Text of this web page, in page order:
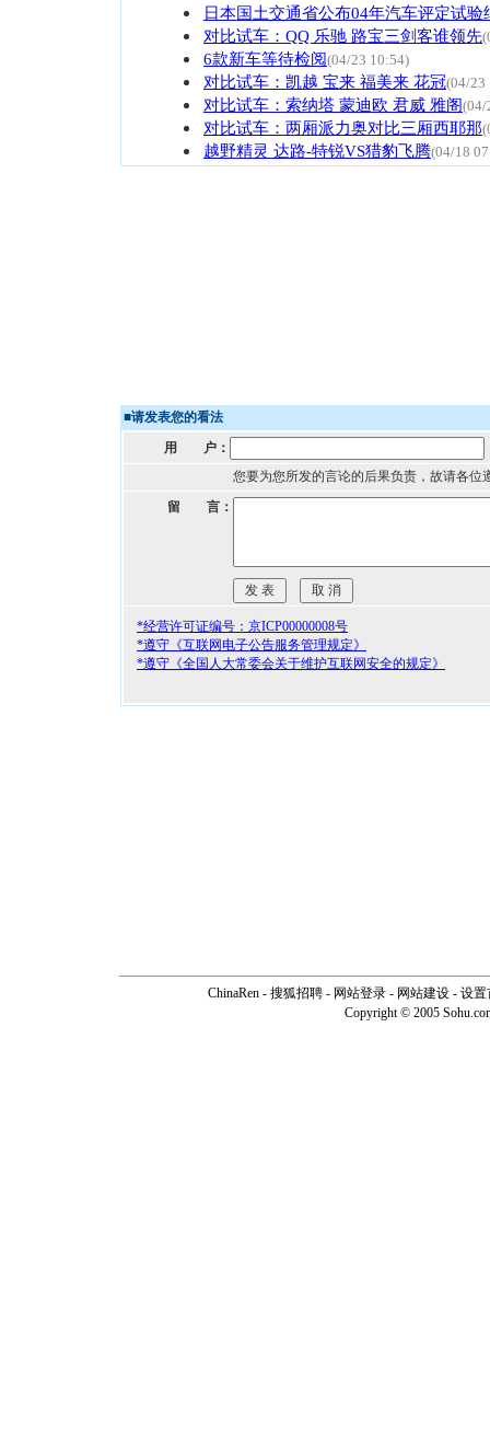
日本国土交通省公布04年汽车评定试验
对比试车：QQ 乐驰 路宝三剑客谁领先
6款新车等待检阅(04/23 10:54)
对比试车：凯越 宝来 福美来 花冠(04/23
对比试车：索纳塔 蒙迪欧 君威 雅阁(04/
对比试车：两厢派力奥对比三厢西耶那
越野精灵 达路-特锐VS猎豹飞腾(04/18
■请发表您的看法
用 户：
您要为您所发的言论的后果负责，故请各位
留 言：
*经营许可证编号：京ICP00000008号
*遵守《互联网电子公告服务管理规定》
*遵守《全国人大常委会关于维护互联网安全的规定》
ChinaRen - 搜狐招聘 - 网站登录 - 网站建设 - 设置
Copyright © 2005